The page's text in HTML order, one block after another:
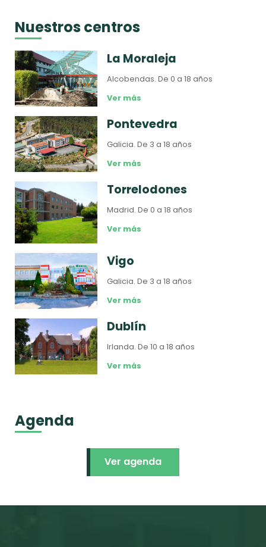
Nuestros centros
La Moraleja
Alcobendas.De 0 a 18 años
Ver más
Pontevedra
Galicia.De 3 a 18 años
Ver más
Torrelodones
Madrid.De 0 a 18 años
Ver más
Vigo
Galicia.De 3 a 18 años
Ver más
Dublín
Irlanda.De 10 a 18 años
Ver más
Agenda
Ver agenda